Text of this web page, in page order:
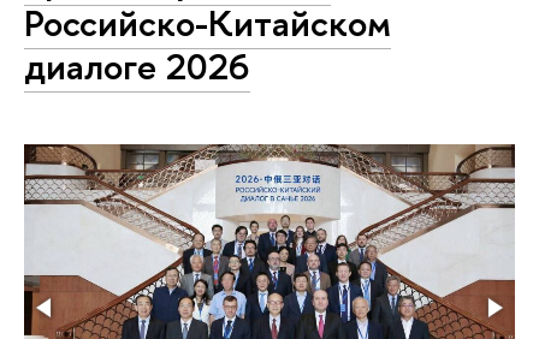
Российско-Китайском
диалоге 2026